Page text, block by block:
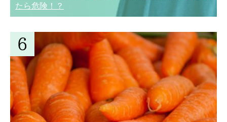
たら危険！？